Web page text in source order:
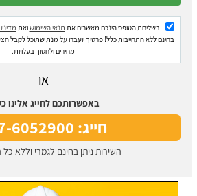
בשליחת הטופס הינכם מאשרים את תנאי השימושואת
בחינם ללא התחייבות כלל! פרטיך יועברו על מנת שתוכל לקבל
מחירים ולחסוך בעלויות.
או
באפשרותכם לחייג אלינו
חייג: 077-6052900
השירות ניתן בחינם לגמרי וללא כל